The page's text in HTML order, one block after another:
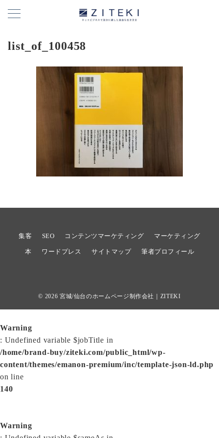
list_of_100458
集客 SEO コンテンツマーケティング マーケティング
本 ワードプレス サイトマップ 筆者プロフィール
© 2026 宮城/仙台のホームページ制作会社｜ZITEKI
Warning
: Undefined variable $jobTitle in
/home/brand-buy/ziteki.com/public_html/wp-
content/themes/emanon-premium/inc/template-json-ld.php
on line
140
Warning